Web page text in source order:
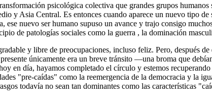
psicológica colectiva que grandes grupos
y Asia Central. Es entonces cuando aparece un nuevo tipo
nuevo ser humano supuso un avance y trajo consigo
de patologías sociales como la guerra , la dominación
y libre de preocupaciones, incluso feliz. Pero, después
únicamente era un breve tránsito ―una broma que
en día, hayamos completado el círculo y estemos
"pre-caídas" como la reemergencia de la democracia y la
todavía no sean tan dominantes como las características